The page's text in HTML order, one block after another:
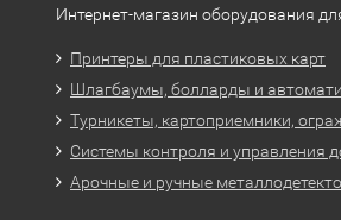
Интернет-магазин оборудования
Принтеры для пластиковых карт
Шлагбаумы, болларды и
Турникеты, картоприемники,
Системы контроля и управления
Арочные и ручные